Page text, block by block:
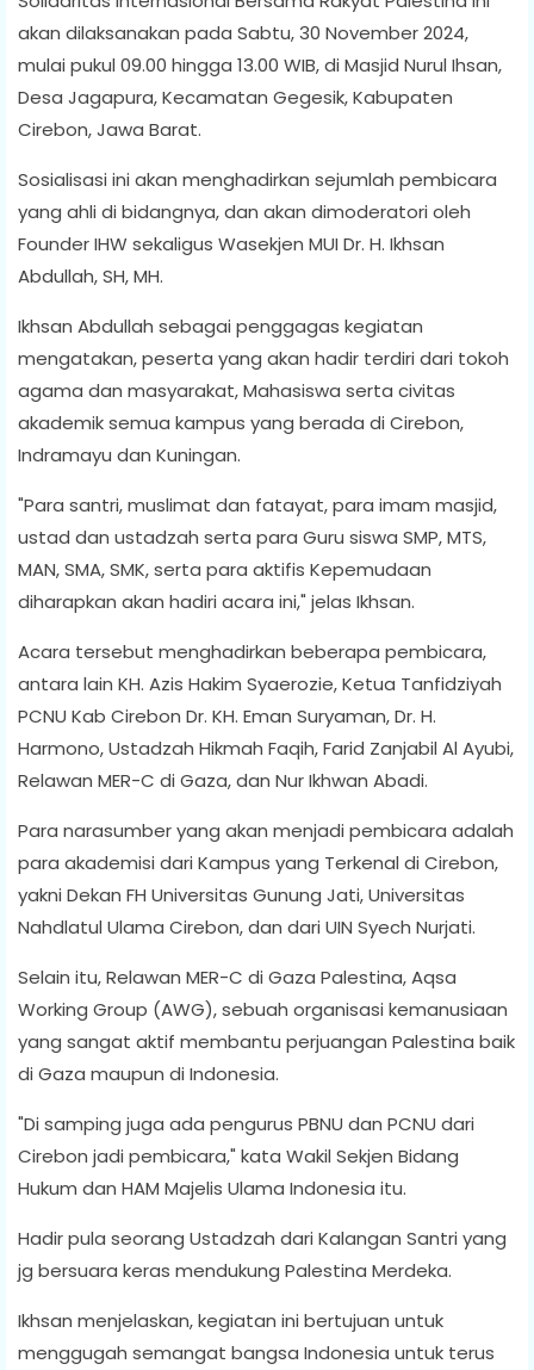
akan dilaksanakan pada Sabtu, 30 November 2024,
mulai pukul 09.00 hingga 13.00 WIB, di Masjid Nurul Ihsan,
Desa Jagapura, Kecamatan Gegesik, Kabupaten
Cirebon, Jawa Barat.
Sosialisasi ini akan menghadirkan sejumlah pembicara
yang ahli di bidangnya, dan akan dimoderatori oleh
Founder IHW sekaligus Wasekjen MUI Dr. H. Ikhsan
Abdullah, SH, MH.
Ikhsan Abdullah sebagai penggagas kegiatan
mengatakan, peserta yang akan hadir terdiri dari tokoh
agama dan masyarakat, Mahasiswa serta civitas
akademik semua kampus yang berada di Cirebon,
Indramayu dan Kuningan.
"Para santri, muslimat dan fatayat, para imam masjid,
ustad dan ustadzah serta para Guru siswa SMP, MTS,
MAN, SMA, SMK, serta para aktifis Kepemudaan
diharapkan akan hadiri acara ini," jelas Ikhsan.
Acara tersebut menghadirkan beberapa pembicara,
antara lain KH. Azis Hakim Syaerozie, Ketua Tanfidziyah
PCNU Kab Cirebon Dr. KH. Eman Suryaman, Dr. H.
Harmono, Ustadzah Hikmah Faqih, Farid Zanjabil Al Ayubi,
Relawan MER-C di Gaza, dan Nur Ikhwan Abadi.
Para narasumber yang akan menjadi pembicara adalah
para akademisi dari Kampus yang Terkenal di Cirebon,
yakni Dekan FH Universitas Gunung Jati, Universitas
Nahdlatul Ulama Cirebon, dan dari UIN Syech Nurjati.
Selain itu, Relawan MER-C di Gaza Palestina, Aqsa
Working Group (AWG), sebuah organisasi kemanusiaan
yang sangat aktif membantu perjuangan Palestina baik
di Gaza maupun di Indonesia.
"Di samping juga ada pengurus PBNU dan PCNU dari
Cirebon jadi pembicara," kata Wakil Sekjen Bidang
Hukum dan HAM Majelis Ulama Indonesia itu.
Hadir pula seorang Ustadzah dari Kalangan Santri yang
jg bersuara keras mendukung Palestina Merdeka.
Ikhsan menjelaskan, kegiatan ini bertujuan untuk
menggugah semangat bangsa Indonesia untuk terus